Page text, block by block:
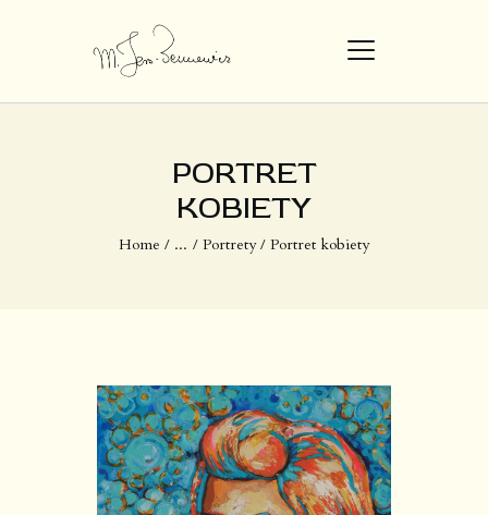
PORTRET
KOBIETY​
Home ... Portrety Portret kobiety​
STRONA GŁÓWNA
O MNIE